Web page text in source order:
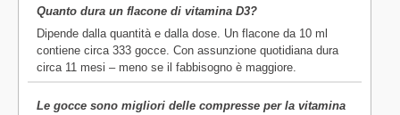
Quanto dura un flacone di vitamina D3?
Dipende dalla quantità e dalla dose. Un flacone da 10 ml
contiene circa 333 gocce. Con assunzione quotidiana dura
circa 11 mesi – meno se il fabbisogno è maggiore.
Le gocce sono migliori delle compresse per la vitamina